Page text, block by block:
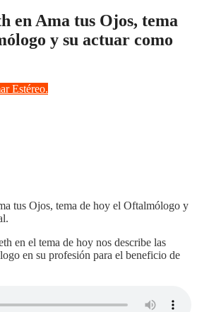
en Ama tus Ojos, tema
y su actuar como
Estéreo.
en el tema de hoy nos describe las
en su profesión para el beneficio de